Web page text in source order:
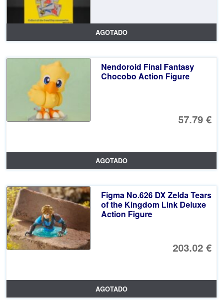
AGOTADO
Nendoroid Final Fantasy
Chocobo Action Figure
57.79 €
AGOTADO
Figma No.626 DX Zelda Tears
of the Kingdom Link Deluxe
Action Figure
203.02 €
AGOTADO